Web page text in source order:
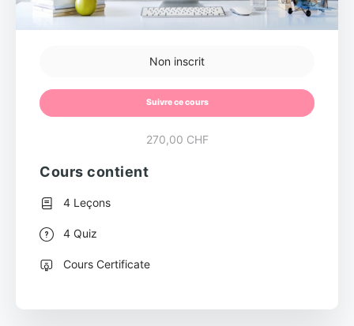
Non inscrit
Suivre ce cours
270,00 CHF
Cours contient
4 Leçons
4 Quiz
Cours Certificate